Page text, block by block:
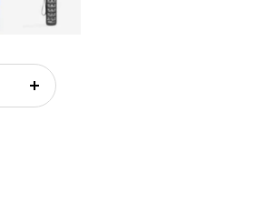
Augmenter